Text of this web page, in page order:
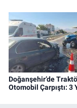
Doğanşehir’de
Otomobil Çarpıştı: 3